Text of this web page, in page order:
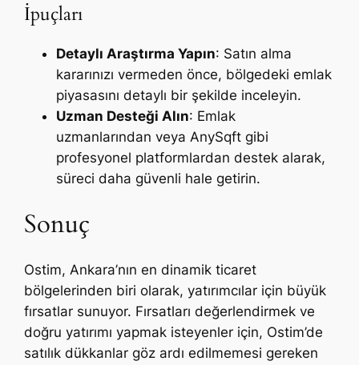
İpuçları
Detaylı Araştırma Yapın: Satın alma
kararınızı vermeden önce, bölgedeki emlak
piyasasını detaylı bir şekilde inceleyin.
Uzman Desteği Alın: Emlak
uzmanlarından veya AnySqft gibi
profesyonel platformlardan destek alarak,
süreci daha güvenli hale getirin.
Sonuç
Ostim, Ankara’nın en dinamik ticaret
bölgelerinden biri olarak, yatırımcılar için büyük
fırsatlar sunuyor. Fırsatları değerlendirmek ve
doğru yatırımı yapmak isteyenler için, Ostim’de
satılık dükkanlar göz ardı edilmemesi gereken